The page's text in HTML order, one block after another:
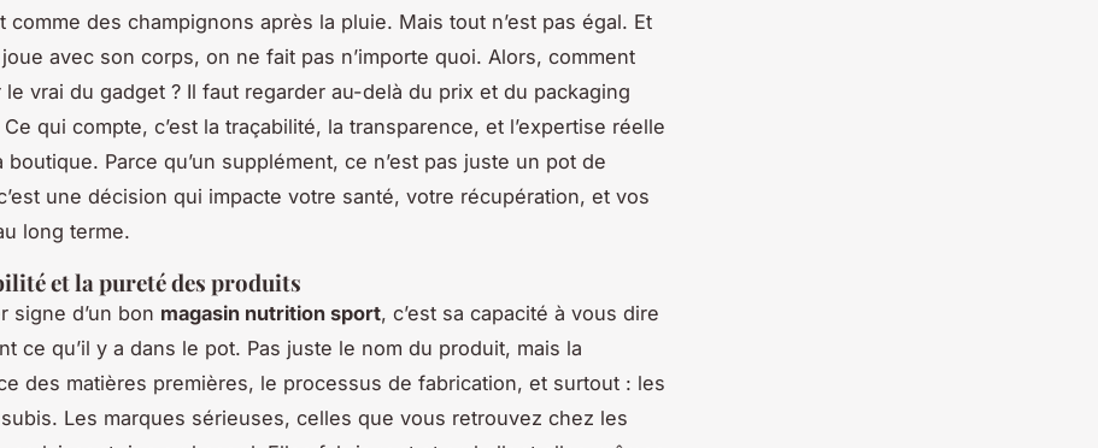
comme des champignons après la pluie. Mais tout n’est pas égal. Et
avec son corps, on ne fait pas n’importe quoi. Alors, comment
vrai du gadget ? Il faut regarder au-delà du prix et du packaging
qui compte, c’est la traçabilité, la transparence, et l’expertise réelle
boutique. Parce qu’un supplément, ce n’est pas juste un pot de
une décision qui impacte votre santé, votre récupération, et vos
long terme.
et la pureté des produits
signe d’un bon magasin nutrition sport, c’est sa capacité à vous dire
ce qu’il y a dans le pot. Pas juste le nom du produit, mais la
des matières premières, le processus de fabrication, et surtout : les
Les marques sérieuses, celles que vous retrouvez chez les